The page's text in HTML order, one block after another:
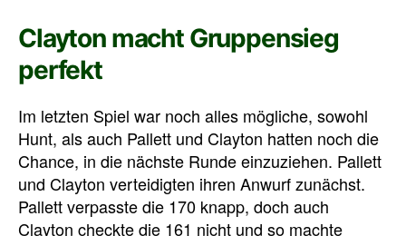
Clayton macht Gruppensieg
perfekt
Im letzten Spiel war noch alles mögliche, sowohl
Hunt, als auch Pallett und Clayton hatten noch die
Chance, in die nächste Runde einzuziehen. Pallett
und Clayton verteidigten ihren Anwurf zunächst.
Pallett verpasste die 170 knapp, doch auch
Clayton checkte die 161 nicht und so machte